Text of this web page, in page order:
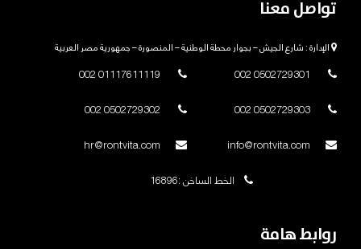
تواصل معنا
الإدارة : شارع الجيش – بجوار محطة الوطنية – المنصورة – جمهورية مصر العربية
الخط الساخن :16896
روابط هامة